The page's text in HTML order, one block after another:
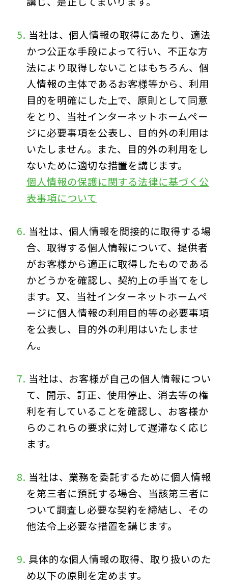
当社は、個人情報の取得にあたり、適法
かつ公正な手段によって行い、不正な方
法により取得しないことはもちろん、個
人情報の主体であるお客様等から、利用
目的を明確にした上で、原則として同意
をとり、当社インターネットホームペー
ジに必要事項を公表し、目的外の利用は
いたしません。また、目的外の利用をし
ないために適切な措置を講じます。
個人情報の保護に関する法律に基づく公
表事項について
当社は、個人情報を間接的に取得する場
合、取得する個人情報について、提供者
がお客様から適正に取得したものである
かどうかを確認し、契約上の手当てをし
ます。又、当社インターネットホームペ
ージに個人情報の利用目的等の必要事項
を公表し、目的外の利用はいたしませ
ん。
当社は、お客様が自己の個人情報につい
て、開示、訂正、使用停止、消去等の権
利を有していることを確認し、お客様か
らのこれらの要求に対して遅滞なく応じ
ます。
当社は、業務を委託するために個人情報
を第三者に預託する場合、当該第三者に
ついて調査し必要な契約を締結し、その
他法令上必要な措置を講じます。
具体的な個人情報の取得、取り扱いのた
め以下の原則を定めます。